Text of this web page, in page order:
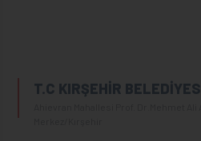
T.C KIRŞEHİR BELEDİYESİ